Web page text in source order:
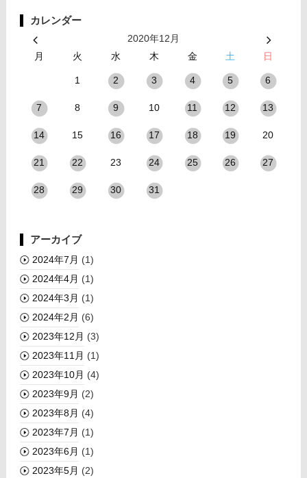
カレンダー
2020年12月
月
火 水 木 金 土 日
1 2 3 4 5 6
7 8 9 10 11 12 13
14 15 16 17 18 19 20
21 22 23 24 25 26 27
28 29 30 31
アーカイブ
2024年7月 (1)
2024年4月 (1)
2024年3月 (1)
2024年2月 (6)
2023年12月 (3)
2023年11月 (1)
2023年10月 (4)
2023年9月 (2)
2023年8月 (4)
2023年7月 (1)
2023年6月 (1)
2023年5月 (2)